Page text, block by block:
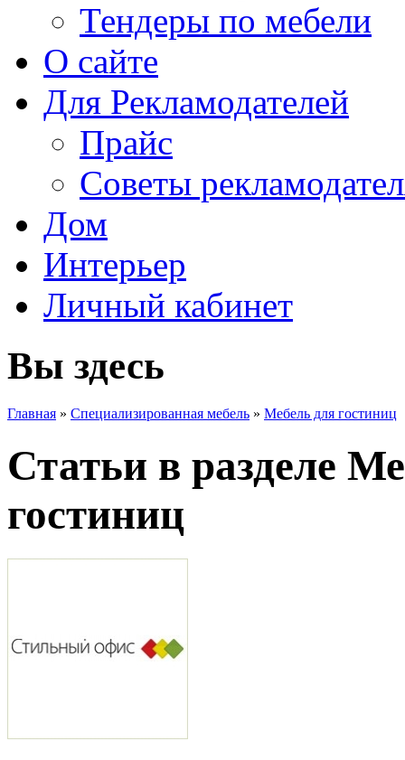
Тендеры по мебели
О сайте
Для Рекламодателей
Прайс
Советы
Дом
Интерьер
Личный кабинет
Вы здесь
Главная » Специализированная мебель » Мебель для гостиниц
Статьи в разделе
гостиниц